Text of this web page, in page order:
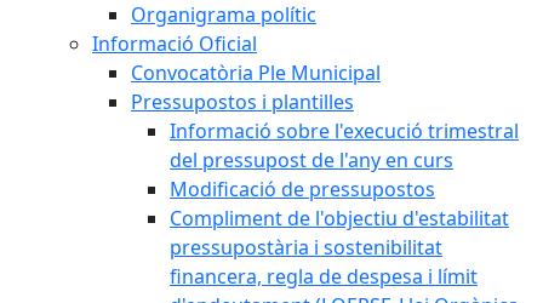
Organigrama polític
Informació Oficial
Convocatòria Ple Municipal
Pressupostos i plantilles
Informació sobre l'execució trimestral
del pressupost de l'any en curs
Modificació de pressupostos
Compliment de l'objectiu d'estabilitat
pressupostària i sostenibilitat
financera, regla de despesa i límit